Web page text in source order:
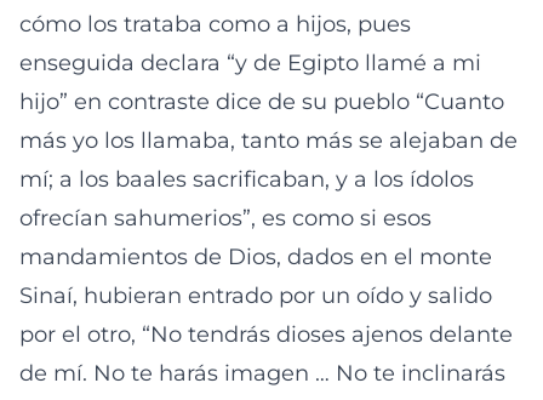
cómo los trataba como a hijos, pues
enseguida declara “y de Egipto llamé a mi
hijo” en contraste dice de su pueblo “Cuanto
más yo los llamaba, tanto más se alejaban de
mí; a los baales sacrificaban, y a los ídolos
ofrecían sahumerios”, es como si esos
mandamientos de Dios, dados en el monte
Sinaí, hubieran entrado por un oído y salido
por el otro, “No tendrás dioses ajenos delante
de mí. No te harás imagen … No te inclinarás